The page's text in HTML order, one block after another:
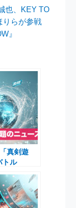
也、KEY TO
りらが参戦
』
真剣遊
トル
トル！伊
郎・登坂
剣遊